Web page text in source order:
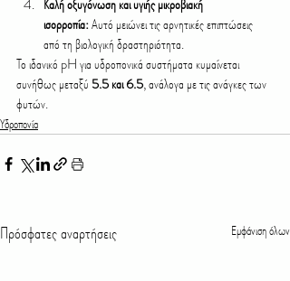
Καλή οξυγόνωση και υγιής μικροβιακή
ισορροπία: Αυτό μειώνει τις αρνητικές επιπτώσεις
από τη βιολογική δραστηριότητα.
Το ιδανικό pH για υδροπονικά συστήματα κυμαίνεται
συνήθως μεταξύ 5.5 και 6.5, ανάλογα με τις ανάγκες των
φυτών.
Υδροπονία
Πρόσφατες αναρτήσεις Εμφάνιση όλων